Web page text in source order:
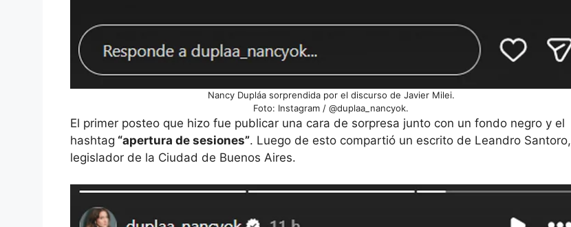
Nancy Dupláa sorprendida por el discurso de Javier Milei.
Foto: Instagram / @duplaa_nancyok.
El primer posteo que hizo fue publicar una cara de sorpresa junto con un fondo negro y el
hashtag “apertura de sesiones”. Luego de esto compartió un escrito de Leandro Santoro,
legislador de la Ciudad de Buenos Aires.